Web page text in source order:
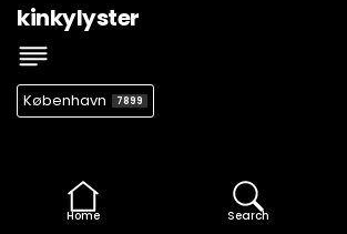
kinkylyster
København 7899
Home Search